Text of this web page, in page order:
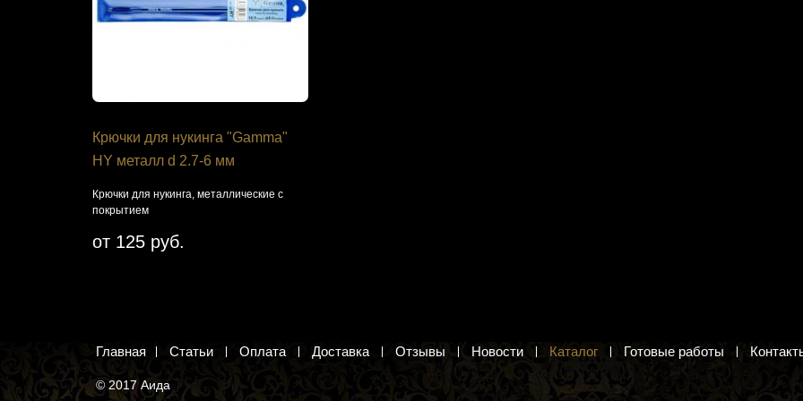
Крючки для нукинга "Gamma"
HY металл d 2.7-6 мм
Крючки для нукинга, металлические с
покрытием
от 125 руб.
Главная Статьи Оплата Доставка Отзывы Новости Каталог Готовые работы
© 2017 Аида